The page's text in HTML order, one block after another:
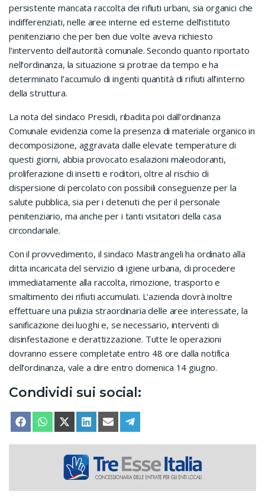
persistente mancata raccolta dei rifiuti urbani, sia organici che
indifferenziati, nelle aree interne ed esterne dell’istituto
penitenziario che per ben due volte aveva richiesto
l’intervento dell’autorità comunale. Secondo quanto riportato
nell’ordinanza, la situazione si protrae da tempo e ha
determinato l’accumulo di ingenti quantità di rifiuti all’interno
della struttura.
La nota del sindaco Presidi, ribadita poi dall’ordinanza
Comunale evidenzia come la presenza di materiale organico in
decomposizione, aggravata dalle elevate temperature di
questi giorni, abbia provocato esalazioni maleodoranti,
proliferazione di insetti e roditori, oltre al rischio di
dispersione di percolato con possibili conseguenze per la
salute pubblica, sia per i detenuti che per il personale
penitenziario, ma anche per i tanti visitatori della casa
circondariale.
Con il provvedimento, il sindaco Mastrangeli ha ordinato alla
ditta incaricata del servizio di igiene urbana, di procedere
immediatamente alla raccolta, rimozione, trasporto e
smaltimento dei rifiuti accumulati. L’azienda dovrà inoltre
effettuare una pulizia straordinaria delle aree interessate, la
sanificazione dei luoghi e, se necessario, interventi di
disinfestazione e derattizzazione. Tutte le operazioni
dovranno essere completate entro 48 ore dalla notifica
dell’ordinanza, vale a dire entro domenica 14 giugno.
Condividi sui social:
SHARE ON
FACEBOOKSHARE ON
WHATSAPPSHARE ON
X (TWITTER)
SHARE ON
LINKEDINSHARE ON
EMAIL